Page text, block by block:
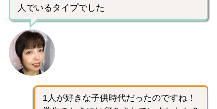
人でいるタイプでした
1人が好きな子供時代だったのですね！